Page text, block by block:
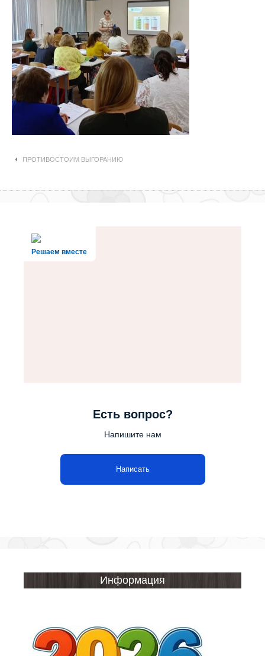
Навигация по статьям
ПРОТИВОСТОИМ ВЫГОРАНИЮ
Решаем вместе
Есть вопрос?
Напишите нам
Написать
Информация